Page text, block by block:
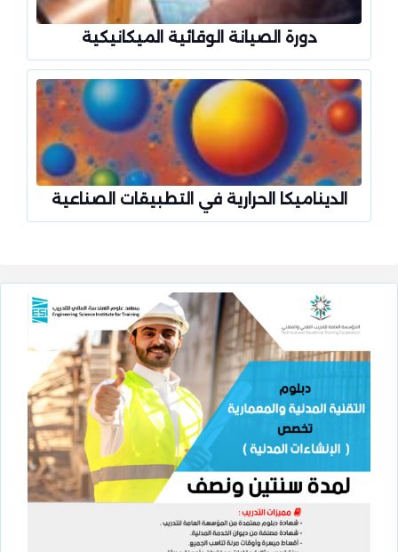
دورة الصيانة الوقائية الميكانيكية
الديناميكا الحرارية في التطبيقات الصناعية